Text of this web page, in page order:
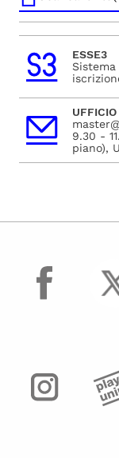
ESSE3
9.30 -
piano),
facebook